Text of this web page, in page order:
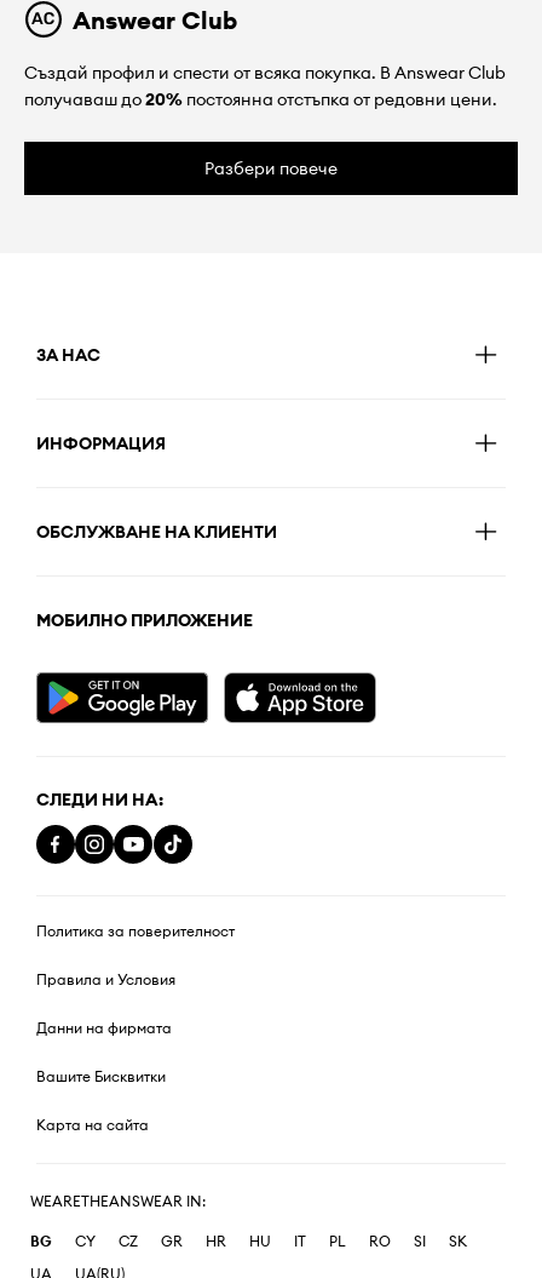
Answear Club
Създай профил и спести от всяка покупка. В Answear Club
получаваш до20% постоянна отстъпка от редовни цени.
Разбери повече
ЗА НАС
ИНФОРМАЦИЯ
ОБСЛУЖВАНЕ НА КЛИЕНТИ
МОБИЛНО ПРИЛОЖЕНИЕ
СЛЕДИ НИ НА:
Политика за поверителност
Правила и Условия
Данни на фирмата
Вашите Бисквитки
Карта на сайта
WEARETHEANSWEAR IN:
BG CY CZ GR HR HU IT PL RO SI
SK
UA
UA(RU)